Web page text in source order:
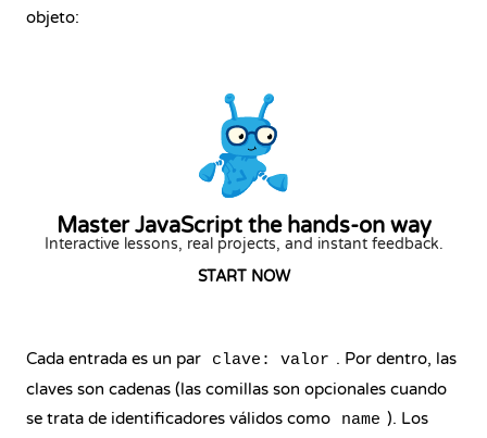
objeto:
Master JavaScript the hands-on way
Interactive lessons, real projects, and instant feedback.
START NOW
Cada entrada es un par clave: valor . Por dentro, las
claves son cadenas (las comillas son opcionales cuando
se trata de identificadores válidos como
name ). Los